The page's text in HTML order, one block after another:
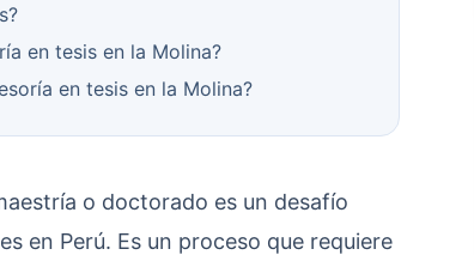
en tesis en la Molina?
en tesis en la Molina?
o doctorado es un desafío
en Perú. Es un proceso que requiere